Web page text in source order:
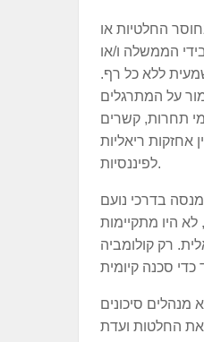
החלטיות או
הממשלה ו/או
ללא כל רף.
תחרות, קשרים
אחזקות ריאליות
לפיננסיות.
בדרכי נועם
היו מתקיימות
רק קולומביה
סיכונים
את החלטות ועדת